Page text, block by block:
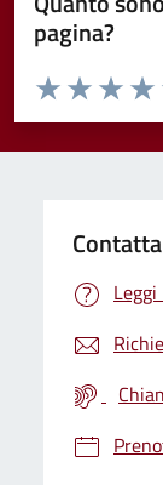
pagina?
Valuta da 1 a 5
Valuta
Valuta 2
Valuta 1 stelle